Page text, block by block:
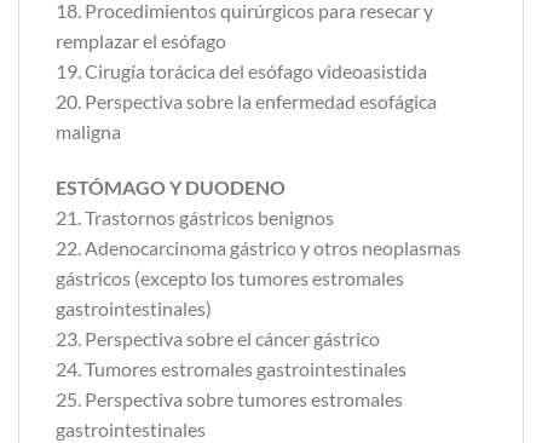
18. Procedimientos quirúrgicos para resecar y
remplazar el esófago
19. Cirugía torácica del esófago videoasistida
20. Perspectiva sobre la enfermedad esofágica
maligna
ESTÓMAGO Y DUODENO
21. Trastornos gástricos benignos
22. Adenocarcinoma gástrico y otros neoplasmas
gástricos (excepto los tumores estromales
gastrointestinales)
23. Perspectiva sobre el cáncer gástrico
24. Tumores estromales gastrointestinales
25. Perspectiva sobre tumores estromales
gastrointestinales